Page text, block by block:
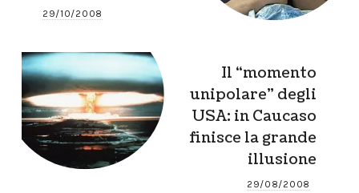
29/10/2008
Il “momento
unipolare” degli
USA: in Caucaso
finisce la grande
illusione
29/08/2008